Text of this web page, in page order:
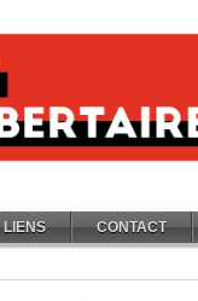
LIENS CONTACT